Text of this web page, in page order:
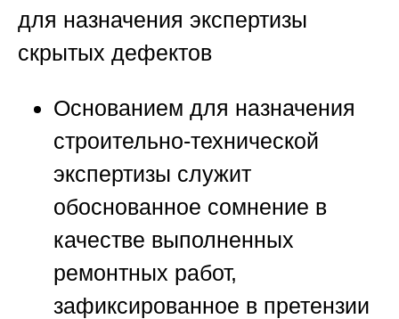
для назначения экспертизы
скрытых дефектов
Основанием для назначения
строительно-технической
экспертизы служит
обоснованное сомнение в
качестве выполненных
ремонтных работ,
зафиксированное в претензии